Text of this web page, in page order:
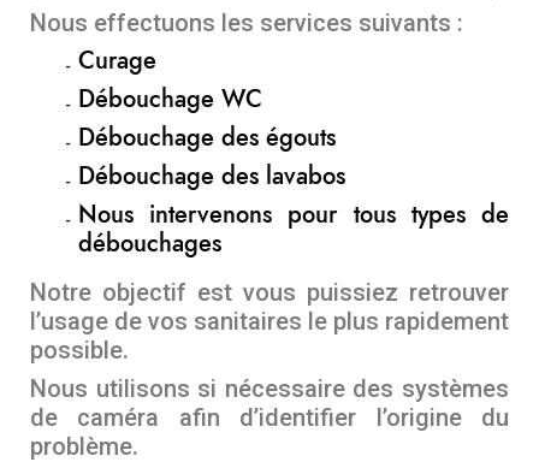
Nous effectuons les services suivants :
Curage
Débouchage WC
Débouchage des égouts
Débouchage des lavabos
Nous intervenons pour tous types de
débouchages
Notre objectif est vous puissiez retrouver
l’usage de vos sanitaires le plus rapidement
possible.
Nous utilisons si nécessaire des systèmes
de caméra afin d’identifier l’origine du
problème.